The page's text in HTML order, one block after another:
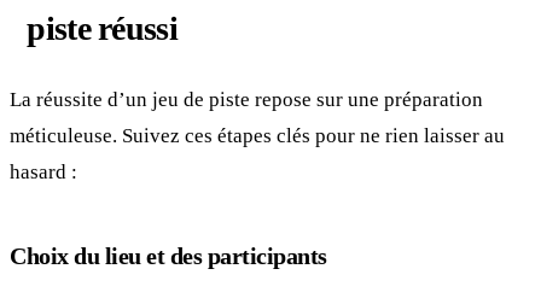
piste réussi
La réussite d’un jeu de piste repose sur une préparation
méticuleuse. Suivez ces étapes clés pour ne rien laisser au
hasard :
Choix du lieu et des participants